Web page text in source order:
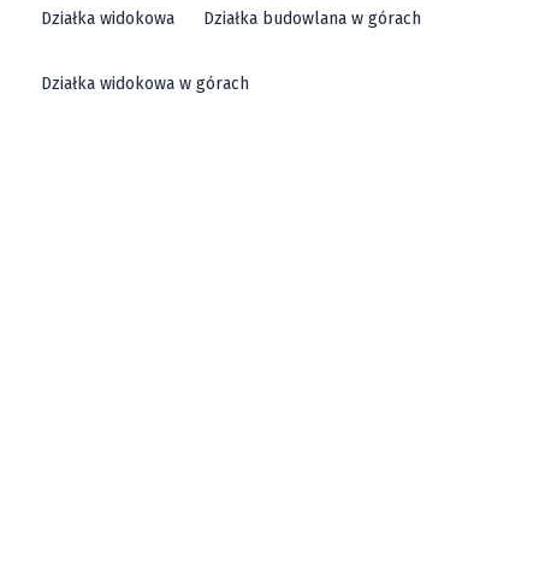
Działka widokowa Działka budowlana w górach
Działka widokowa w górach